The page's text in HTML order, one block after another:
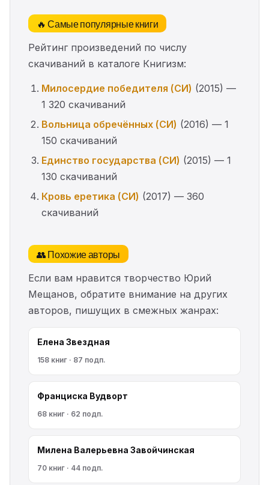
🔥 Самые популярные книги
Рейтинг произведений по числу
скачиваний в каталоге Книгизм:
Милосердие победителя (СИ) (2015) —
1 320 скачиваний
Вольница обречённых (СИ) (2016) — 1
150 скачиваний
Единство государства (СИ) (2015) — 1
130 скачиваний
Кровь еретика (СИ) (2017) — 360
скачиваний
👥 Похожие авторы
Если вам нравится творчество Юрий
Мещанов, обратите внимание на других
авторов, пишущих в смежных жанрах:
Елена Звездная
158 книг · 87 подп.
Франциска Вудворт
68 книг · 62 подп.
Милена Валерьевна Завойчинская
70 книг · 44 подп.